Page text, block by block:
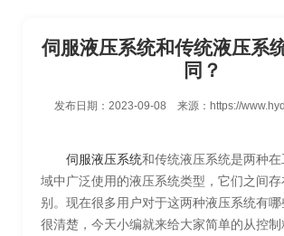
伺服液压系统和传统液压系
同？
发布日期： 2023-09-08 来源： https://
伺服液压系统和传统液压系统是两种
域中广泛使用的液压系统类型，它们之间
别。现在很多用户对于这两种液压系统有
很清楚，今天小编就来给大家简单的从控